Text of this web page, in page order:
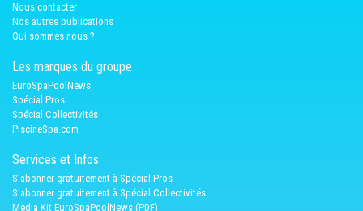
Nous contacter
Nos autres publications
Qui sommes nous ?
Les marques du groupe
EuroSpaPoolNews
Spécial Pros
Spécial Collectivités
PiscineSpa.com
Services et Infos
S'abonner gratuitement à Spécial Pros
S'abonner gratuitement à Spécial Collectivités
Media Kit EuroSpaPoolNews (PDF)